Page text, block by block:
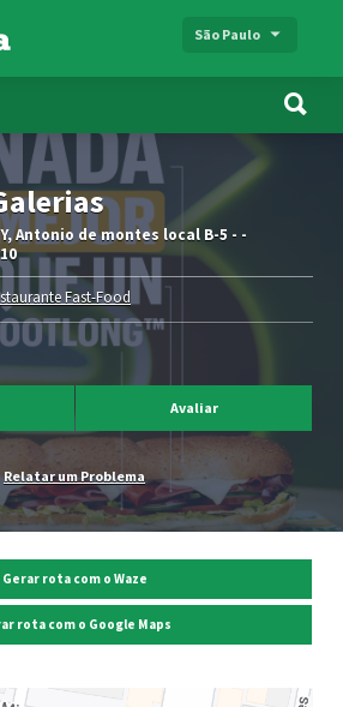
São Paulo
Antonio de montes local B-5 - -
Fast-Food
Avaliar
Relatar um Problema
Gerar rota com o Waze
rota com o Google Maps